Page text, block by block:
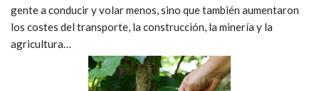
gente a conducir y volar menos, sino que también aumentaron
los costes del transporte, la construcción, la minería y la
agricultura…